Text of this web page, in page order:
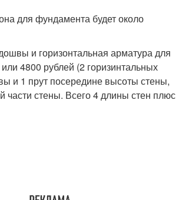
для фундамента будет около
и горизонтальная арматура для
или 4800 рублей (2 горизинтальных
и 1 прут посередине высоты стены,
части стены. Всего 4 длины стен плюс